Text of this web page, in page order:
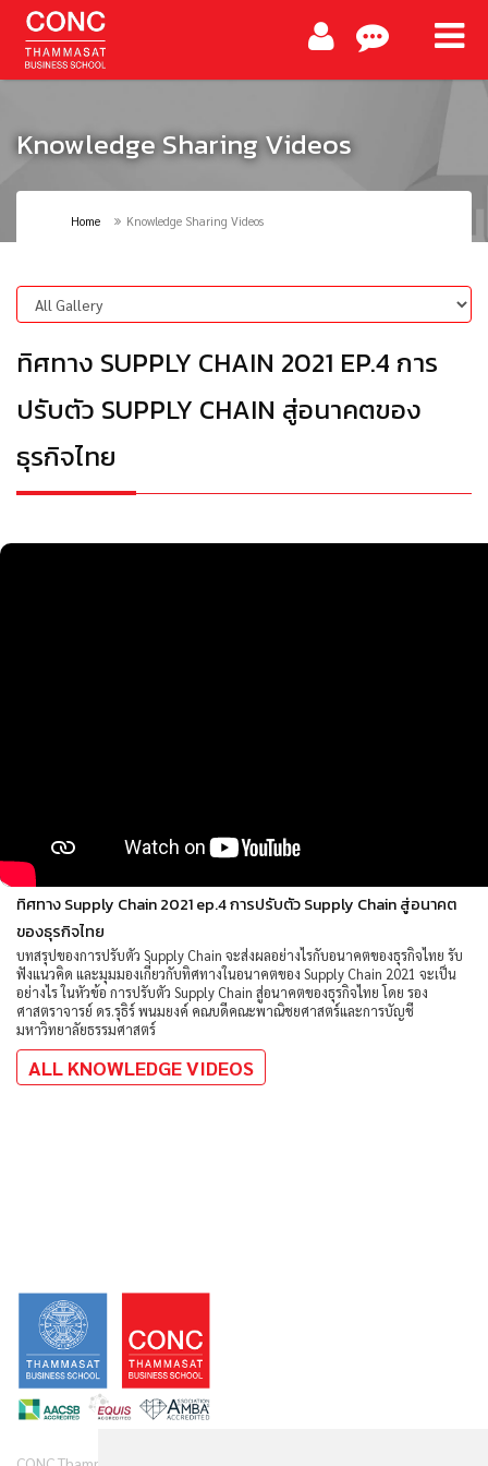
Knowledge Sharing Videos
Home Knowledge Sharing Videos
ทิศทาง SUPPLY CHAIN 2021 EP.4 การ
ปรับตัว SUPPLY CHAIN สู่อนาคตของ
ธุรกิจไทย
ทิศทาง Supply Chain 2021 ep.4 การปรับตัว Supply Chain สู่อนาคต
ของธุรกิจไทย
บทสรุปของการปรับตัว Supply Chain จะส่งผลอย่างไรกับอนาคตของธุรกิจไทย รับ
ฟังแนวคิด และมุมมองเกี่ยวกับทิศทางในอนาคตของ Supply Chain 2021 จะเป็น
อย่างไร ในหัวข้อ การปรับตัว Supply Chain สู่อนาคตของธุรกิจไทย โดย รอง
ศาสตราจารย์ ดร.รุธิร์ พนมยงค์ คณบดีคณะพาณิชยศาสตร์และการบัญชี
มหาวิทยาลัยธรรมศาสตร์
ALL KNOWLEDGE VIDEOS